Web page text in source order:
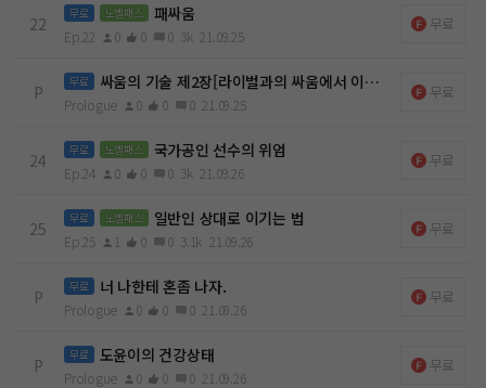
22
무료 노벨패스 패싸움
Ep.22 0 0 0 3k 21.09.25
무료
P
무료 싸움의 기술 제2장[라이벌과의 싸움에서 이기는 법]
Prologue 0 0 0 21.09.25
무료
24
무료 노벨패스 국가공인 선수의 위엄
Ep.24 0 0 0 3k 21.09.26
무료
25
무료 노벨패스 일반인 상대로 이기는 법
Ep.25 1 0 0 3.1k 21.09.26
무료
P
무료 너 나한테 혼좀 나자.
Prologue 0 0 0 21.09.26
무료
P
무료 도윤이의 건강상태
Prologue 0 0 0 21.09.26
무료